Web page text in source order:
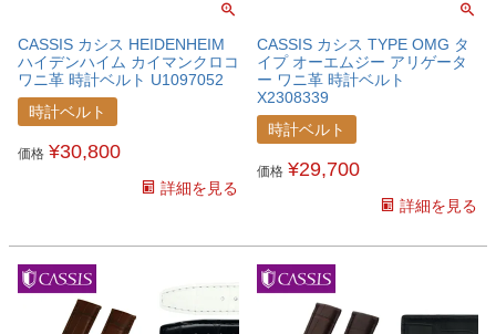
CASSIS カシス HEIDENHEIM
ハイデンハイム カイマンクロコ
ワニ革 時計ベルト U1097052
時計ベルト
価格 ¥30,800
詳細を見る
CASSIS カシス TYPE OMG タ
イプ オーエムジー アリゲータ
ー ワニ革 時計ベルト
X2308339
時計ベルト
価格 ¥29,700
詳細を見る